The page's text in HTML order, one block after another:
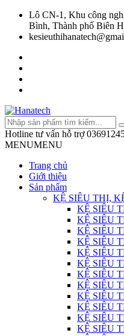
Lô CN-1, Khu công
Bình, Thành phố Biên
Hotline tư vấn hỗ trợ
MENUMENU
Trang chủ
Giới thiệu
Sản phẩm
KỆ SIÊU THỊ,
KỆ SIÊU
KỆ SIÊU
KỆ SIÊU
KỆ SIÊU
KỆ SIÊU
KỆ SIÊU
KỆ SIÊU
KỆ SIÊU
KỆ SIÊU
KỆ SIÊU
KỆ SIÊU
KỆ SIÊU